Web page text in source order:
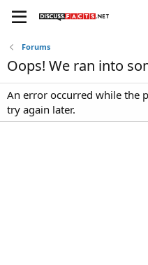
Forums
Oops! We ran into
An error occurred while the
try again later.